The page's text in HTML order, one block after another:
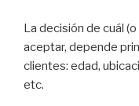
La decisión de cuál
aceptar, depende
clientes: edad,
etc.